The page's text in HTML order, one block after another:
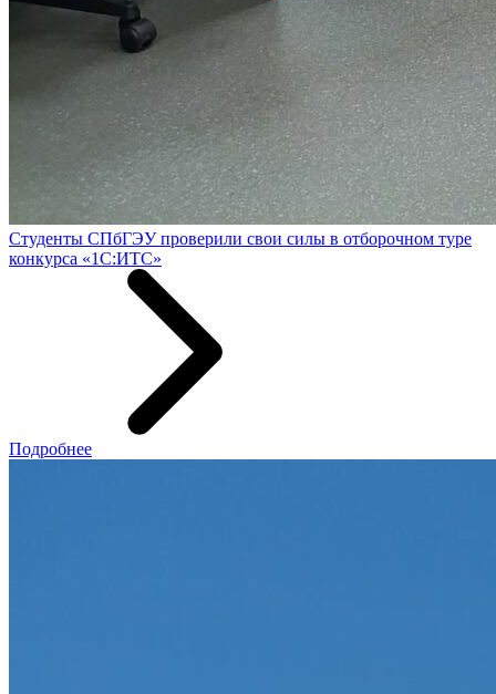
Студенты СПбГЭУ проверили свои силы в отборочном туре
конкурса «1С:ИТС»
Подробнее